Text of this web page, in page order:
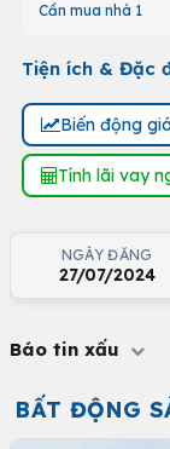
Cần mua nhà 1
Tiện ích & Đặc
Biến động
Tính lãi vay
NGÀY ĐĂNG
27/07/2024
Báo tin xấu
BẤT ĐỘNG